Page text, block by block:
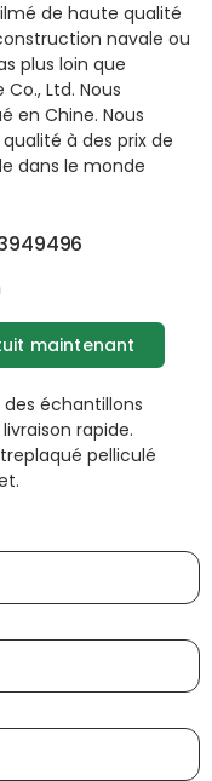
de haute qualité
navale ou
plus loin que
Ltd. Nous
en Chine. Nous
à des prix de
dans le monde
maintenant
échantillons
rapide.
pelliculé